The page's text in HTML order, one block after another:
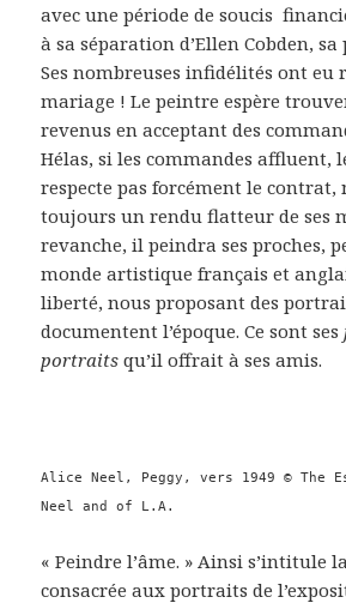
avec une période de soucis
à sa séparation d’Ellen Cobden,
Ses nombreuses infidélités ont eu
mariage ! Le peintre espère
revenus en acceptant des
Hélas, si les commandes affluent,
respecte pas forcément le contrat,
toujours un rendu flatteur de ses
revanche, il peindra ses proches,
monde artistique français et
liberté, nous proposant des
documentent l’époque. Ce sont ses
portraits qu’il offrait à ses amis.
Alice Neel, Peggy, vers 1949 © The
Neel and of L.A.
« Peindre l’âme. » Ainsi s’intitule
consacrée aux portraits de